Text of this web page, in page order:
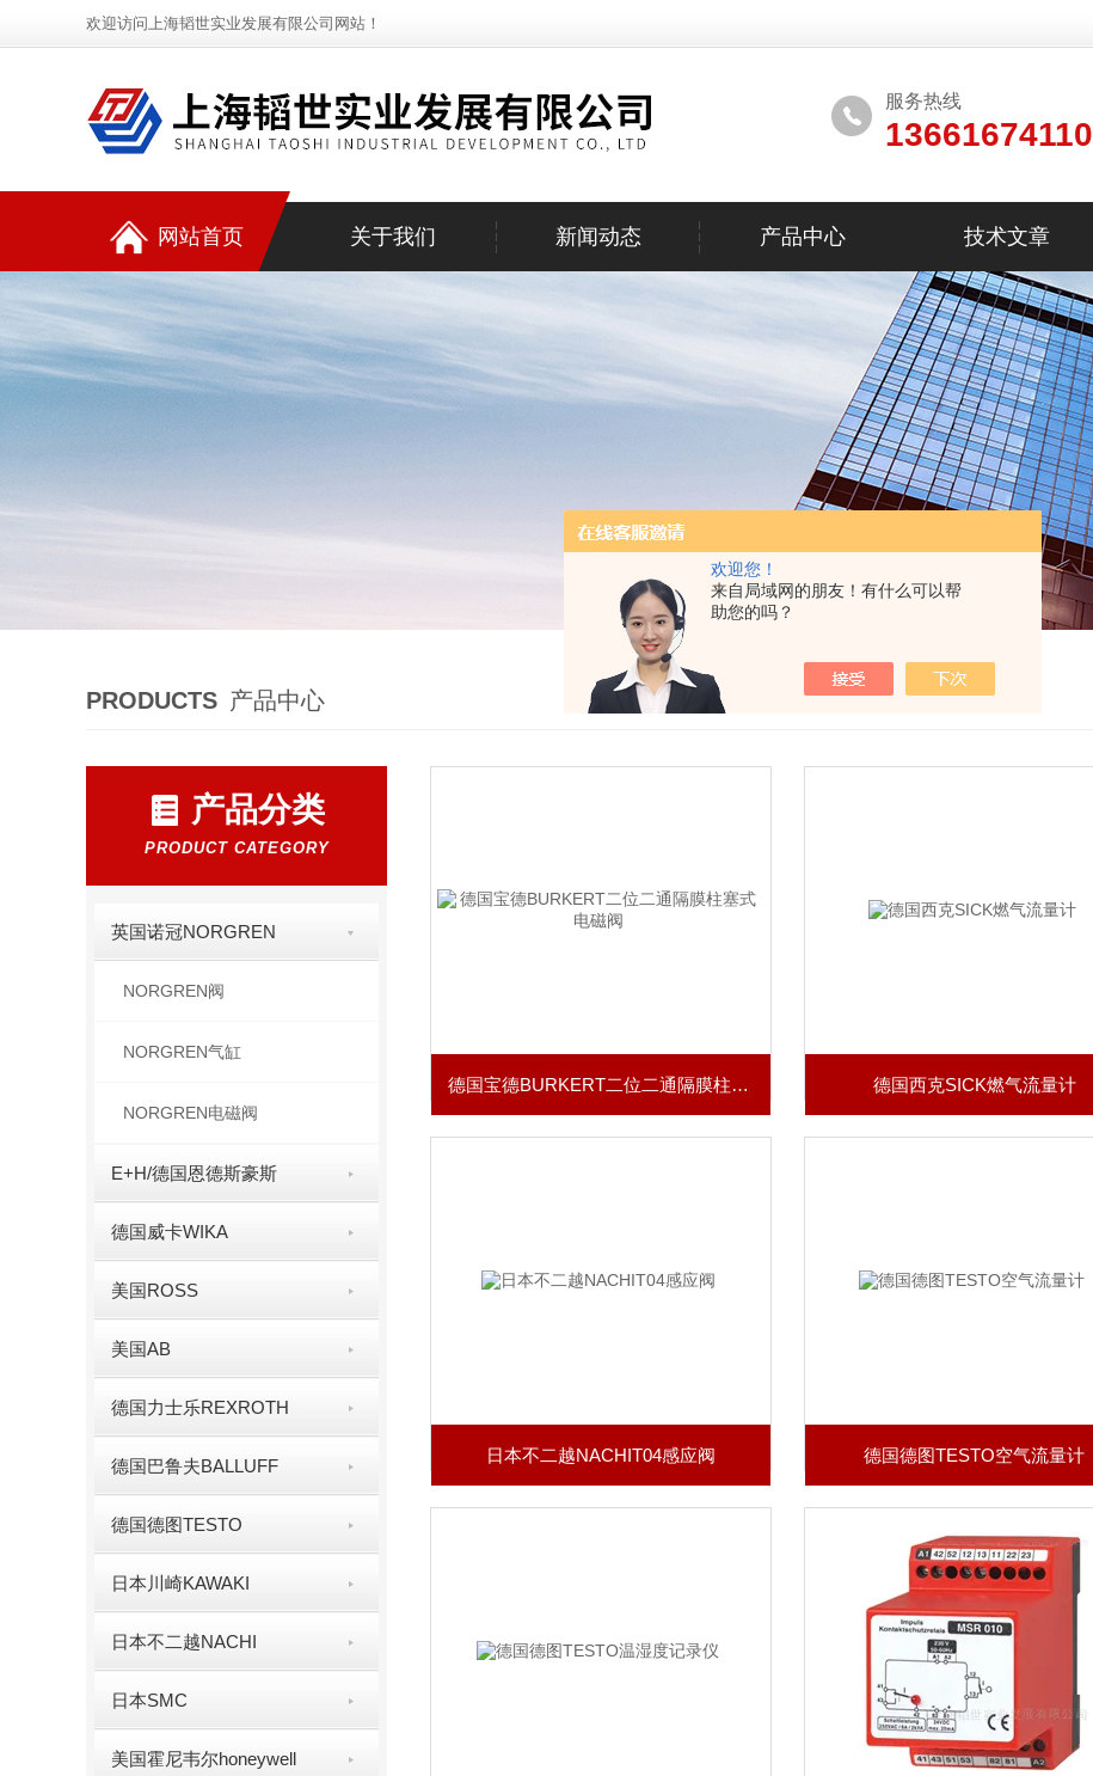
欢迎您！
来自局域网的朋友！有什么可以帮
助您的吗？
欢迎访问上海韬世实业发展有限公司网站！
服务热线
13661674110
网站首页 关于我们 新闻动态 产品中心 技术文章
PRODUCTS 产品中心
产品分类
PRODUCT CATEGORY
英国诺冠NORGREN
NORGREN阀
NORGREN气缸
NORGREN电磁阀
E+H/德国恩德斯豪斯
德国威卡WIKA
美国ROSS
美国AB
德国力士乐REXROTH
德国巴鲁夫BALLUFF
德国德图TESTO
日本川崎KAWAKI
日本不二越NACHI
日本SMC
美国霍尼韦尔honeywell
德国宝德BURKERT二位二通隔膜柱塞式电磁阀 德国西克SICK燃气流量计
日本不二越NACHIT04感应阀 德国德图TESTO空气流量计